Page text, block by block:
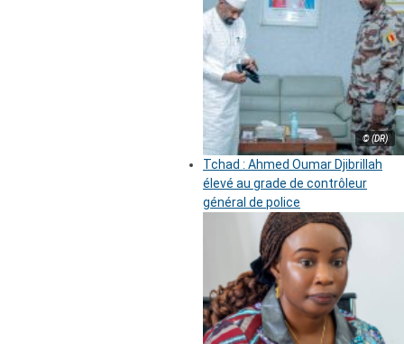
© (DR)
Tchad : Ahmed Oumar Djibrillah
élevé au grade de contrôleur
général de police